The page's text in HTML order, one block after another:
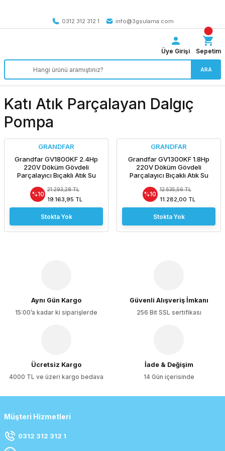
0312 312 312 1
info@3gsulama.com
ARA
Üye Girişi Sepetim
Katı Atık Parçalayan Dalgıç
Pompa
GRANDFAR
Grandfar GV1800KF 2.4Hp
220V Döküm Gövdeli
Parçalayıcı Bıçaklı Atık Su
%10
21.293,28 TL
19.163,95 TL
Stokta Yok
GRANDFAR
Grandfar GV1300KF 1.8Hp
220V Döküm Gövdeli
Parçalayıcı Bıçaklı Atık Su
%10
12.535,56 TL
11.282,00 TL
Stokta Yok
Aynı Gün Kargo
15:00’a kadar ki siparişlerde
Güvenli Alışveriş İmkanı
256 Bit SSL sertifikası
Ücretsiz Kargo
4000 TL ve üzeri kargo bedava
İade & Değişim
14 Gün içerisinde
Müşteri Hizmetleri
0312 312 312 1